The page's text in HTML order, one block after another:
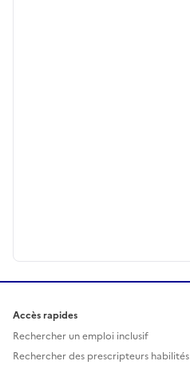
Accès rapides
Rechercher un emploi inclusif
Rechercher des prescripteurs habilités